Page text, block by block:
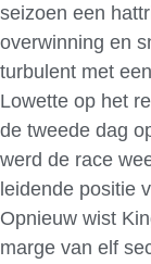
seizoen een
overwinning en
turbulent met
Lowette op het
de tweede dag
werd de race
leidende positie
Opnieuw wist
marge van elf